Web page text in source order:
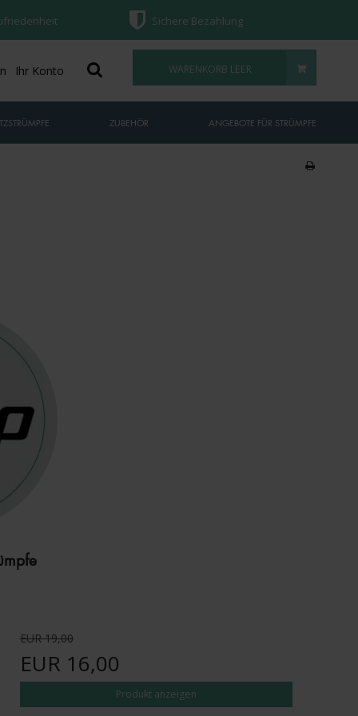
Sichere Bezahlung
WARENKORB LEER
Ihr Konto
ZUBEHÖR ANGEBOTE FÜR STRÜMPFE
EUR 19,00
EUR 16,00
Produkt anzeigen